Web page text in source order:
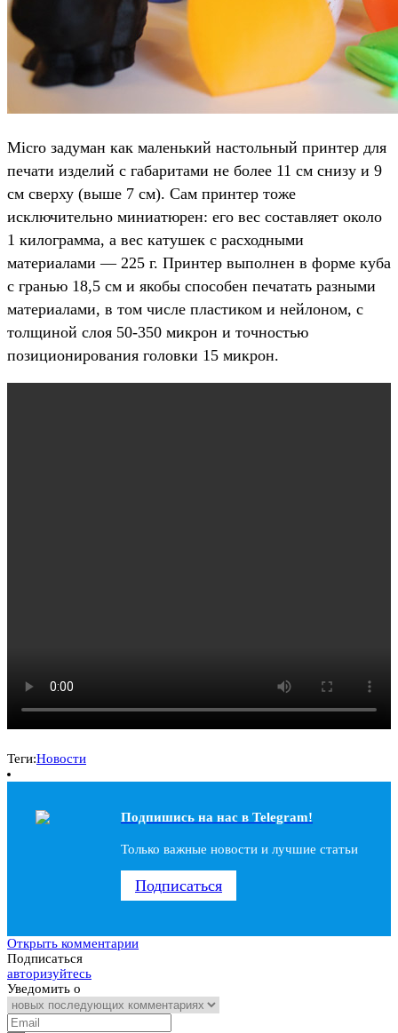
Micro задуман как маленький настольный принтер для
печати изделий с габаритами не более 11 см снизу и 9
см сверху (выше 7 см). Сам принтер тоже
исключительно миниатюрен: его вес составляет около
1 килограмма, а вес катушек с расходными
материалами — 225 г. Принтер выполнен в форме куба
с гранью 18,5 см и якобы способен печатать разными
материалами, в том числе пластиком и нейлоном, с
толщиной слоя 50-350 микрон и точностью
позиционирования головки 15 микрон.
Теги:Новости
Подпишись на наc в Telegram!
Только важные новости и лучшие статьи
Подписаться
Открыть комментарии
Подписаться
авторизуйтесь
Уведомить о